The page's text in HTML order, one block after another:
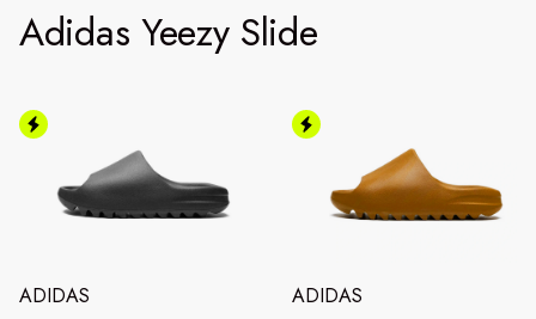
Adidas Yeezy Slide
ADIDAS ADIDAS